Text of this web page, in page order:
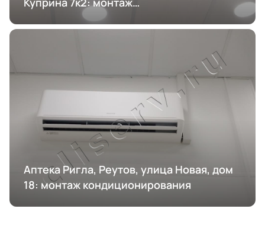
кондиционирования
Аптека Ригла, Реутов, улица Новая, дом
18: монтаж кондиционирования